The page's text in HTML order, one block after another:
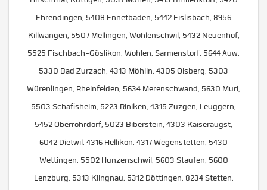
Ehrendingen, 5408 Ennetbaden, 5442 Fislisbach, 8956
Killwangen, 5507 Mellingen, Wohlenschwil, 5432 Neuenhof,
5525 Fischbach-Göslikon, Wohlen, Sarmenstorf, 5644 Auw,
5330 Bad Zurzach, 4313 Möhlin, 4305 Olsberg, 5303
Würenlingen, Rheinfelden, 5634 Merenschwand, 5630 Muri,
5503 Schafisheim, 5223 Riniken, 4315 Zuzgen, Leuggern,
5452 Oberrohrdorf, 5023 Biberstein, 4303 Kaiseraugst,
6042 Dietwil, 4316 Hellikon, 4317 Wegenstetten, 5430
Wettingen, 5502 Hunzenschwil, 5603 Staufen, 5600
Lenzburg, 5313 Klingnau, 5312 Döttingen, 8234 Stetten,